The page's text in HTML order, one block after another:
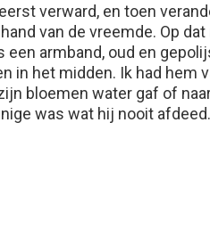
verward, en toen
van de vreemde. Op
armband, oud en
in het midden. Ik had hem
bloemen water gaf of
was wat hij nooit afdeed.